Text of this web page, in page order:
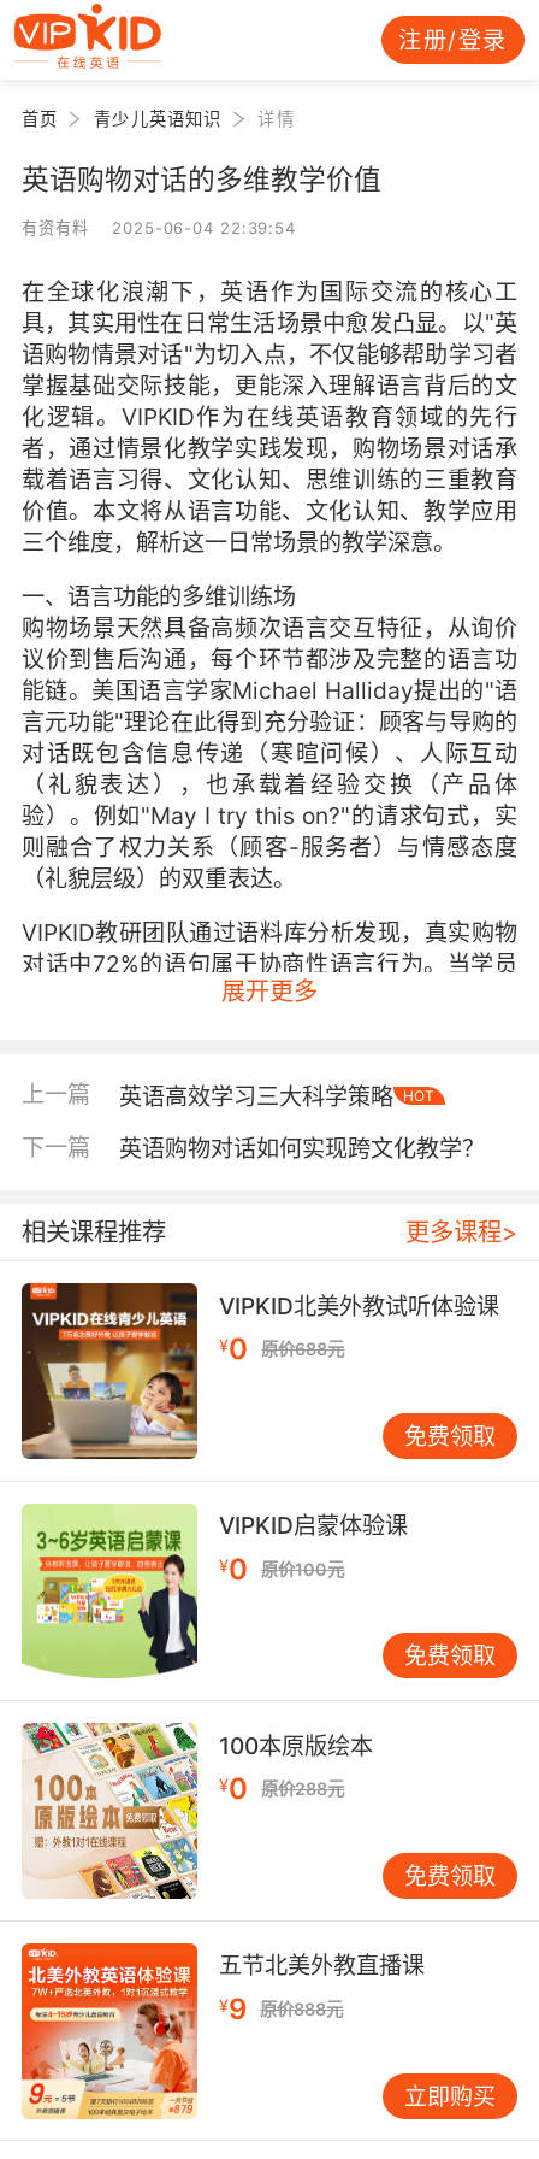
注册/登录
首页 青少儿英语知识 详情
英语购物对话的多维教学价值
有资有料 2025-06-04 22:39:54
在全球化浪潮下，英语作为国际交流的核心工
具，其实用性在日常生活场景中愈发凸显。以"英
语购物情景对话"为切入点，不仅能够帮助学习者
掌握基础交际技能，更能深入理解语言背后的文
化逻辑。VIPKID作为在线英语教育领域的先行
者，通过情景化教学实践发现，购物场景对话承
载着语言习得、文化认知、思维训练的三重教育
价值。本文将从语言功能、文化认知、教学应用
三个维度，解析这一日常场景的教学深意。
一、语言功能的多维训练场
购物场景天然具备高频次语言交互特征，从询价
议价到售后沟通，每个环节都涉及完整的语言功
能链。美国语言学家Michael Halliday提出的"语
言元功能"理论在此得到充分验证：顾客与导购的
对话既包含信息传递（寒暄问候）、人际互动
（礼貌表达），也承载着经验交换（产品体
验）。例如"May I try this on?"的请求句式，实
则融合了权力关系（顾客-服务者）与情感态度
（礼貌层级）的双重表达。
VIPKID教研团队通过语料库分析发现，真实购物
对话中72%的语句属于协商性语言行为。当学员
模拟"Can you give me a discount?"时，不仅在
Jenny Thomas提出的"语用能力"培养理念高度
得体表达的高阶层次。
看似简单的购物交流，实则暗含丰富的文化密
码。美国社会语言学家Deborah Tannen指出，
商业对话中的"面子工程"具有文化特异性。当
VIPKID学员演练"I'm just looking"的应答时，他
们在无意识间掌握了英语国家规避销售压迫的交
际策略，这与东方市场"货比三家"的直白表达形
成鲜明对比。
货架陈列逻辑同样折射文化差异：欧美超市按品
类分区的布局对应着线性思维，而亚洲商超的混
搭陈列则体现关系思维。VIPKID课程中设计的"寻
找商品"任务，正是通过空间方位描述（Turn left
at the cosmetics aisle），培养学员解码物理空
间与语言符号的对应关系。这种具身化学习方
式，印证了George Lakoff的"体验哲学"理论——
身体经验塑造概念系统。
三、教学创新的实践样本
情景教学法在购物对话中的应用，展现了语言习
得的认知规律。加拿大教育心理学家Merrill
Sweller的认知负荷理论表明，具体情境能降低学
习者的认知负担。VIPKID开发的虚拟超市课件，
bananas?"的问句置于视觉坐标中，使空间记忆
与语言编码形成双重刺激，记忆留存率较传统教
学提升40%。
人工智能技术的介入进一步革新教学形态。基于
VIPKID智能评估系统，学员的发音准确率、应答
时效、语义关联度等20余项指标被实时分析。数
展开更多
上一篇 英语高效学习三大科学策略 HOT
下一篇 英语购物对话如何实现跨文化教学？
相关课程推荐 更多课程>
VIPKID北美外教试听体验课
¥0 原价688元
免费领取
VIPKID启蒙体验课
¥0 原价100元
免费领取
100本原版绘本
¥0 原价288元
免费领取
五节北美外教直播课
¥9 原价888元
立即购买